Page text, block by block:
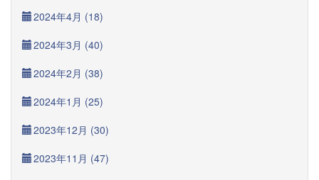
2024年4月 (18)
2024年3月 (40)
2024年2月 (38)
2024年1月 (25)
2023年12月 (30)
2023年11月 (47)